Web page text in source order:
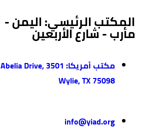
المكتب الرئيسي: اليمن -
مأرب - شارع الأربعين
مكتب أمريكا: 3501 Abelia Drive,
Wylie, TX 75098
info@yiad.org